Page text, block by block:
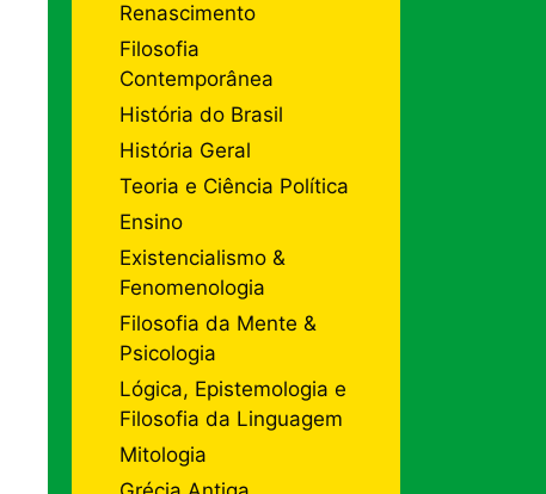
Renascimento
Filosofia
Contemporânea
História do Brasil
História Geral
Teoria e Ciência Política
Ensino
Existencialismo &
Fenomenologia
Filosofia da Mente &
Psicologia
Lógica, Epistemologia e
Filosofia da Linguagem
Mitologia